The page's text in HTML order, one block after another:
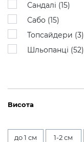
Сандалі (15)
Сабо (15)
Топсайдери (3)
Шльопанці (52)
Висота
до 1 см 1-2 см